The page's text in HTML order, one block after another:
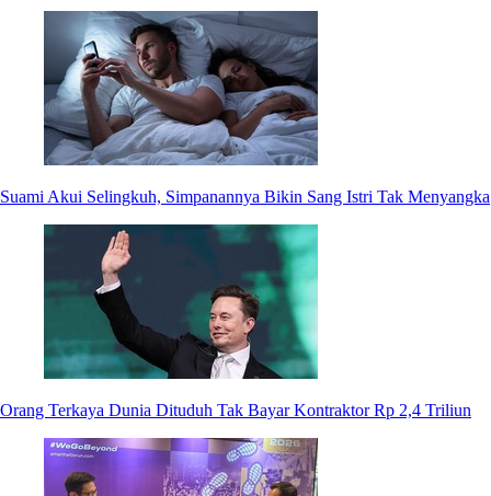
Suami Akui Selingkuh, Simpanannya Bikin Sang Istri Tak Menyangka
Orang Terkaya Dunia Dituduh Tak Bayar Kontraktor Rp 2,4 Triliun